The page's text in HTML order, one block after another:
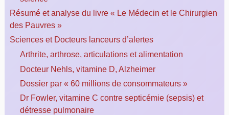
Résumé et analyse du livre « Le Médecin et le Chirurgien
des Pauvres »
Sciences et Docteurs lanceurs d’alertes
Arthrite, arthrose, articulations et alimentation
Docteur Nehls, vitamine D, Alzheimer
Dossier par « 60 millions de consommateurs »
Dr Fowler, vitamine C contre septicémie (sepsis) et
détresse pulmonaire